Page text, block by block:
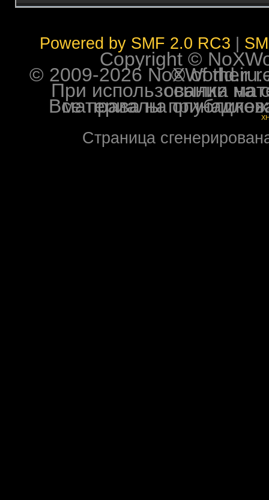
Powered by SMF 2.0 RC3
Copyright ©
© 2009-2026 NoXWorld.ru. All
При использовании
Все права на опубликованные на форуме
Страница